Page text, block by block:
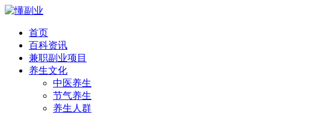
首页
百科资讯
兼职副业项目
养生文化
中医养生
节气养生
养生人群